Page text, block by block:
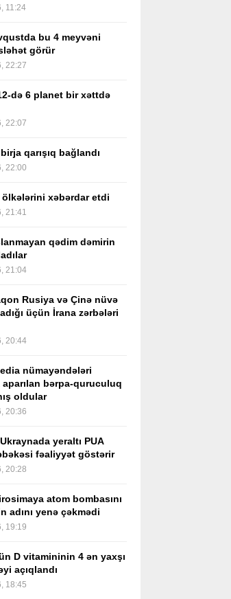
11:24
bu 4 meyvəni
görür
22:27
də 6 planet bir xəttdə
22:07
qarışıq bağlandı
22:00
ölkələrini xəbərdar etdi
21:41
qədim dəmirin
21:04
Rusiya və Çinə nüvə
üçün İrana zərbələri
20:44
nümayəndələri
aparılan bərpa-quruculuq
oldular
20:36
yeraltı PUA
fəaliyyət göstərir
20:28
atom bombasını
adını yenə çəkmədi
19:19
D vitamininin 4 ən yaxşı
açıqlandı
18:45